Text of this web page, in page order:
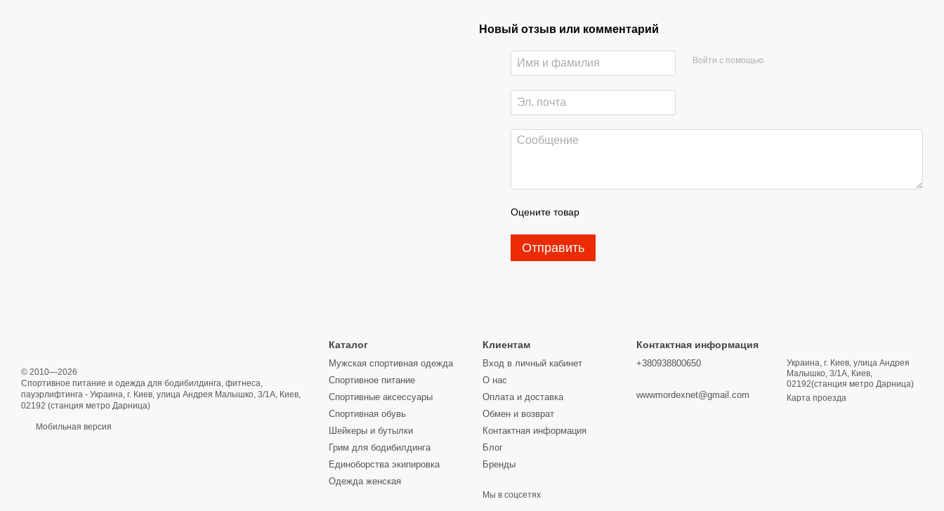
Новый отзыв или комментарий
Войти с помощью
Оцените товар
Отправить
© 2010—2026
Спортивное питание и одежда для бодибилдинга, фитнеса,
пауэрлифтинга - Украина, г. Киев, улица Андрея Малышко, 3/1А, Киев,
02192 (станция метро Дарница)
Мобильная версия
Каталог
Мужская спортивная одежда
Спортивное питание
Спортивные аксессуары
Спортивная обувь
Шейкеры и бутылки
Грим для бодибилдинга
Единоборства экипировка
Одежда женская
Клиентам
Вход в личный кабинет
О нас
Оплата и доставка
Обмен и возврат
Контактная информация
Блог
Бренды
Мы в соцсетях
Контактная информация
+380938800650
wwwmordexnet@gmail.com
Украина, г. Киев, улица Андрея
Малышко, 3/1А, Киев,
02192(станция метро Дарница)
Карта проезда